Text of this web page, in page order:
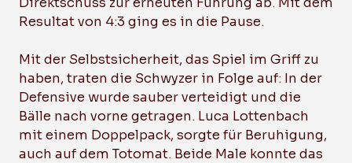
Resultat von 4:3 ging es in die Pause.
Mit der Selbstsicherheit, das Spiel im Griff zu
haben, traten die Schwyzer in Folge auf: In der
Defensive wurde sauber verteidigt und die
Bälle nach vorne getragen. Luca Lottenbach
mit einem Doppelpack, sorgte für Beruhigung,
auch auf dem Totomat. Beide Male konnte das